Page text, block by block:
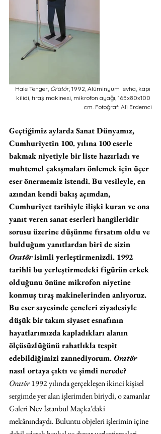
Hale Tenger, Oratör, 1992, Alüminyum levha, kapı
kilidi, tıraş makinesi, mikrofon ayağı, 165x80x100
cm. Fotoğraf: Ali Erdemci
Geçtiğimiz aylarda Sanat Dünyamız,
Cumhuriyetin 100. yılına 100 eserle
bakmak niyetiyle bir liste hazırladı ve
muhtemel çakışmaları önlemek için üçer
eser önermemiz istendi. Bu vesileyle, en
azından kendi bakış açımdan,
Cumhuriyet tarihiyle ilişki kuran ve ona
yanıt veren sanat eserleri hangileridir
sorusu üzerine düşünme fırsatım oldu ve
bulduğum yanıtlardan biri de sizin
Oratör isimli yerleştirmenizdi. 1992
tarihli bu yerleştirmedeki figürün erkek
olduğunu önüne mikrofon niyetine
konmuş tıraş makinelerinden anlıyoruz.
Bu eser sayesinde çeneleri ziyadesiyle
düşük bir takım siyaset esnafının
hayatlarımızda kapladıkları alanın
ölçüsüzlüğünü rahatlıkla tespit
edebildiğimizi zannediyorum. Oratör
nasıl ortaya çıktı ve şimdi nerede?
Oratör 1992 yılında gerçekleşen ikinci kişisel
sergimde yer alan işlerimden biriydi, o zamanlar
Galeri Nev İstanbul Maçka’daki
mekânındaydı. Buluntu objeleri işlerimin içine